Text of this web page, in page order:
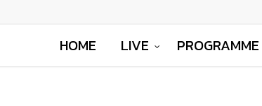
HOME LIVE PROGRAMME